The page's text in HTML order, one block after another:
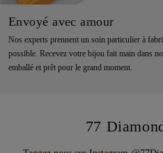
Envoyé avec amour
Nos experts prennent un soin particulier à
possible. Recevez votre bijou fait main dans
emballé et prêt pour le grand moment.
77